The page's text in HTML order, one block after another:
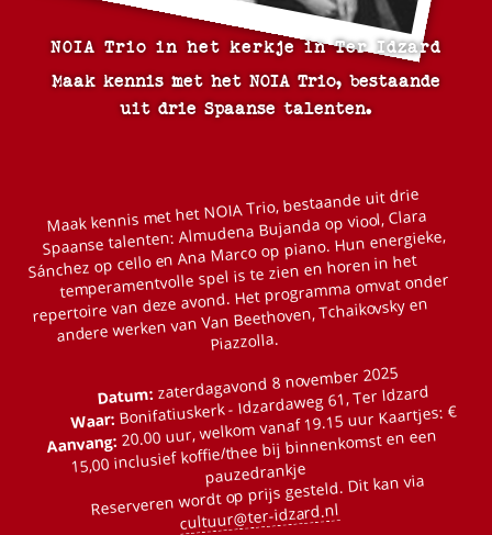
NOIA Trio in het kerkje in Ter Idzard
Maak kennis met het NOIA Trio, bestaande
uit drie Spaanse talenten.
Maak kennis met het NOIA Trio, bestaande uit drie
Spaanse talenten: Almudena Bujanda op viool, Clara
Sánchez op cello en Ana Marco op piano. Hun energieke,
temperamentvolle spel is te zien en horen in het
repertoire van deze avond. Het programma omvat onder
andere werken van Van Beethoven, Tchaikovsky en
Piazzolla.
Datum:zaterdagavond 8 november 2025
Waar:Bonifatiuskerk - Idzardaweg 61, Ter Idzard
Aanvang:20.00 uur, welkom vanaf 19.15 uur Kaartjes: €
15,00 inclusief koffie/thee bij binnenkomst en een
pauzedrankje
Reserveren wordt op prijs gesteld. Dit kan via
cultuur@ter-idzard.nl